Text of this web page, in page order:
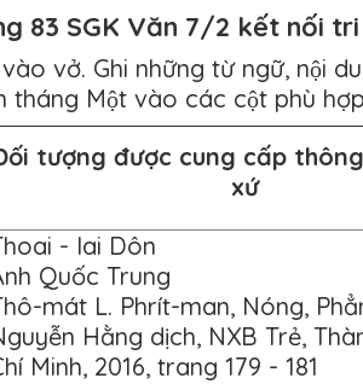
83 SGK Văn 7/2 kết nối
vở. Ghi những từ ngữ, nội
tháng Một vào các cột phù
tượng được cung cấp
xứ
- lai Dôn
Quốc Trung
mát L. Phrít-man, Nóng,
Hằng dịch, NXB Trẻ,
Minh, 2016, trang 179 - 181